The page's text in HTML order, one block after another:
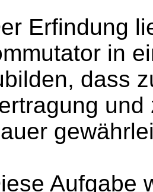
Erfindung
in
dass
Aufgabe